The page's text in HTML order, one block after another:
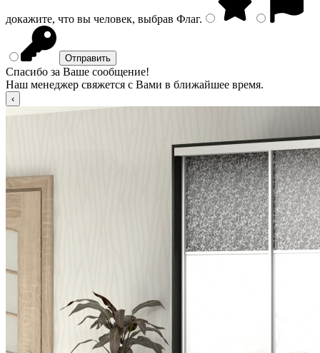
докажите, что вы человек, выбрав Флаг.
Спасибо за Ваше сообщение!
Наш менеджер свяжется с Вами в ближайшее время.